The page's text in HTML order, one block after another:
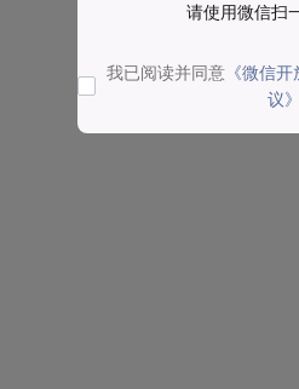
请使用微信扫
我已阅读并同意 《微信
议》